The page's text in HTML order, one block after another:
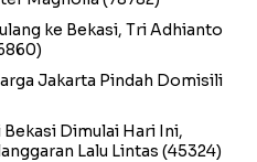
ke Bekasi, Tri Adhianto
Jakarta Pindah Domisili
Dimulai Hari Ini,
Lalu Lintas (45324)